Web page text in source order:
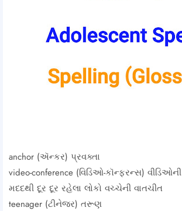
anchor (ઍન્કર) પ્રવક્તા
video-conference (વિડિઓ-કૉન્ફરન્સ) વીડિઓની
મદદથી દૂર દૂર રહેલા લોકો વચ્ચેની વાતચીત
teenager (ટીનેજર) તરૂણ